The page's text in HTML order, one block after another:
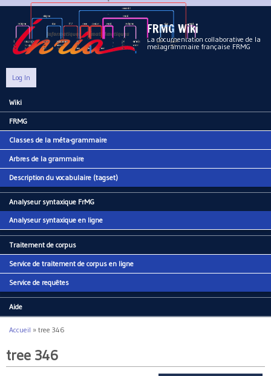
Aller au contenu principal
FRMG Wiki
La documentation collaborative de la
metagrammaire française FRMG
Log In
Main menu
Wiki
FRMG
Classes de la méta-grammaire
Arbres de la grammaire
Description du vocabulaire (tagset)
Analyseur syntaxique FrMG
Analyseur syntaxique en ligne
Traitement de corpus
Service de traitement de corpus en ligne
Service de requêtes
Aide
Vous êtes ici
Accueil » tree 346
tree 346